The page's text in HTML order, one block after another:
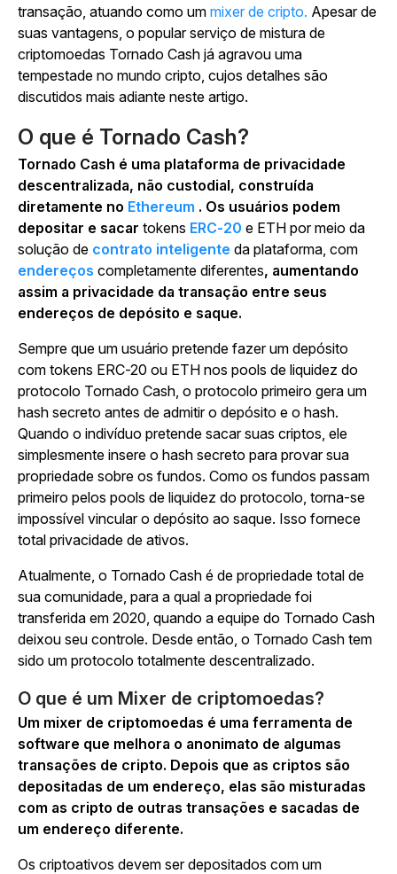
transação, atuando como um mixer de cripto. Apesar de
suas vantagens, o popular serviço de mistura de
criptomoedas Tornado Cash já agravou uma
tempestade no mundo cripto, cujos detalhes são
discutidos mais adiante neste artigo.
O que é Tornado Cash?
Tornado Cash é uma plataforma de privacidade
descentralizada, não custodial, construída
diretamente no Ethereum . Os usuários podem
depositar e sacar tokens ERC-20 e ETH por meio da
solução de contrato inteligente da plataforma, com
endereços completamente diferentes, aumentando
assim a privacidade da transação entre seus
endereços de depósito e saque.
Sempre que um usuário pretende fazer um depósito
com tokens ERC-20 ou ETH nos pools de liquidez do
protocolo Tornado Cash, o protocolo primeiro gera um
hash secreto antes de admitir o depósito e o hash.
Quando o indivíduo pretende sacar suas criptos, ele
simplesmente insere o hash secreto para provar sua
propriedade sobre os fundos. Como os fundos passam
primeiro pelos pools de liquidez do protocolo, torna-se
impossível vincular o depósito ao saque. Isso fornece
total privacidade de ativos.
Atualmente, o Tornado Cash é de propriedade total de
sua comunidade, para a qual a propriedade foi
transferida em 2020, quando a equipe do Tornado Cash
deixou seu controle. Desde então, o Tornado Cash tem
sido um protocolo totalmente descentralizado.
O que é um Mixer de criptomoedas?
Um mixer de criptomoedas é uma ferramenta de
software que melhora o anonimato de algumas
transações de cripto. Depois que as criptos são
depositadas de um endereço, elas são misturadas
com as cripto de outras transações e sacadas de
um endereço diferente.
Os criptoativos devem ser depositados com um